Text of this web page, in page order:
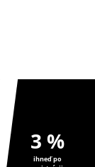
3 %
ihneď po